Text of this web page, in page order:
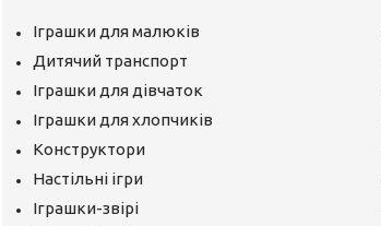
Іграшки для малюків
Дитячий транспорт
Іграшки для дівчаток
Іграшки для хлопчиків
Конструктори
Настільні ігри
Іграшки-звірі